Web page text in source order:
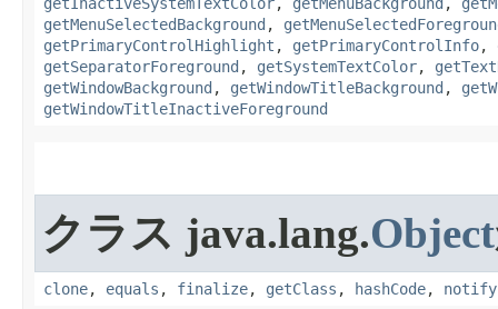
getMenuSelectedBackground ,
getPrimaryControlHighlight , getPrimaryControlInfo,
getSeparatorForeground , getSystemTextColor,
getWindowBackground , getWindowTitleBackground ,
getWindowTitleInactiveForeground
クラス java.lang.Object
clone, equals , finalize, getClass , hashCode, notify